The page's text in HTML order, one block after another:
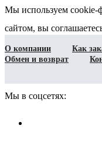
Мы используем cookie-
сайтом, вы
О компании Как
Обмен и возврат
Мы в соцсетях: